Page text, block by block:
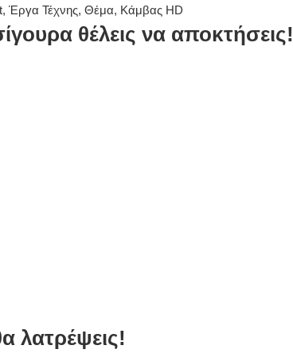
, Έργα Τέχνης, Θέμα, Κάμβας HD
θέλεις να αποκτήσεις!
λατρέψεις!